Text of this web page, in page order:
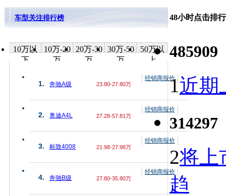
车型关注排行榜
10万以
下
10万-20
万
20万-30
万
30万-50
万
50万以
上
1. 奔驰A级 23.80-27.80万
经销商报价
2. 奥迪A4L 27.28-57.81万
经销商报价
3. 标致4008 21.98-27.98万
经销商报价
4. 奔驰B级 27.80-35.80万
经销商报价
48小时点击排行
485909
1近期
314297
2将上
趋